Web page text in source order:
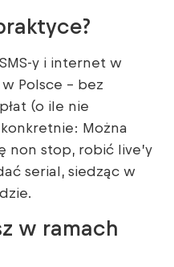
y i internet w
Polsce – bez
(o ile nie
Można
non stop, robić live’y
serial, siedząc w
w ramach